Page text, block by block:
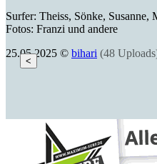
Surfer: Theiss, Sönke, Susanne,
Fotos: Franzi und andere
25.05.2025 © bihari (48
<